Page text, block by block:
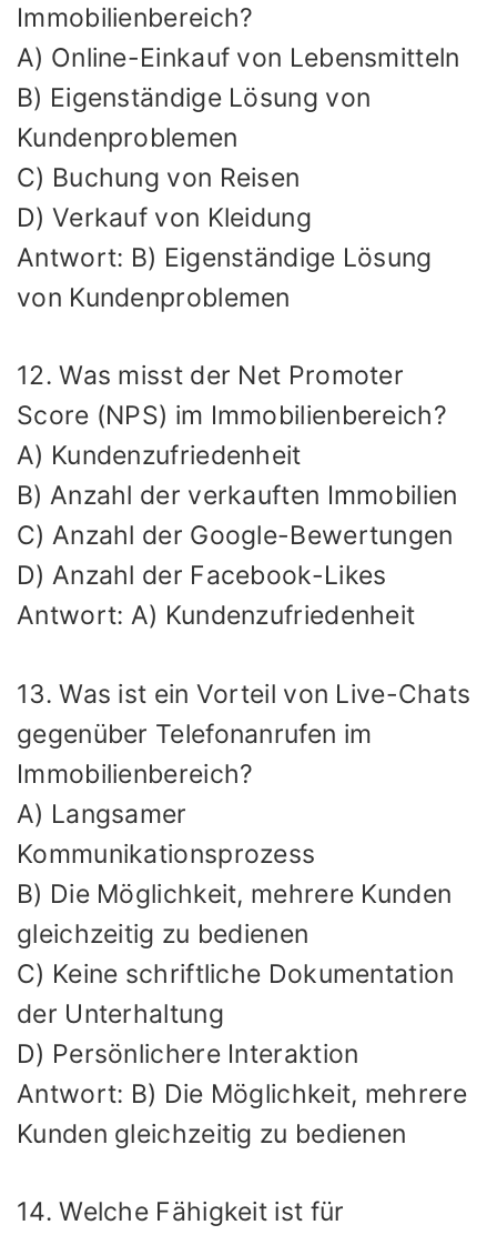
Immobilienbereich?
A) Online-Einkauf von Lebensmitteln
B) Eigenständige Lösung von
Kundenproblemen
C) Buchung von Reisen
D) Verkauf von Kleidung
Antwort: B) Eigenständige Lösung
von Kundenproblemen
12. Was misst der Net Promoter
Score (NPS) im Immobilienbereich?
A) Kundenzufriedenheit
B) Anzahl der verkauften Immobilien
C) Anzahl der Google-Bewertungen
D) Anzahl der Facebook-Likes
Antwort: A) Kundenzufriedenheit
13. Was ist ein Vorteil von Live-Chats
gegenüber Telefonanrufen im
Immobilienbereich?
A) Langsamer
Kommunikationsprozess
B) Die Möglichkeit, mehrere Kunden
gleichzeitig zu bedienen
C) Keine schriftliche Dokumentation
der Unterhaltung
D) Persönlichere Interaktion
Antwort: B) Die Möglichkeit, mehrere
Kunden gleichzeitig zu bedienen
14. Welche Fähigkeit ist für